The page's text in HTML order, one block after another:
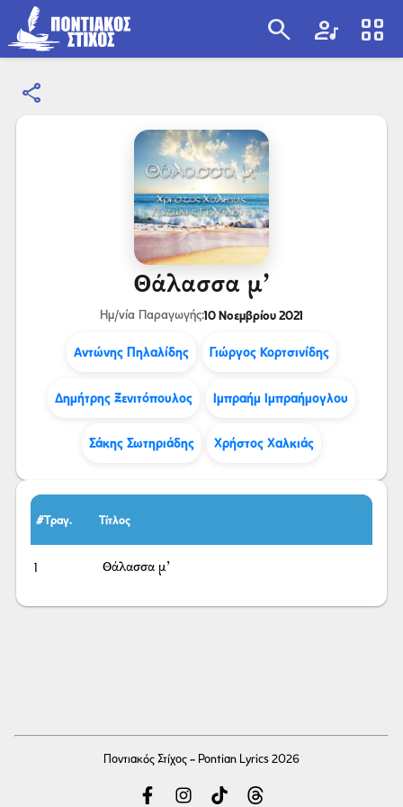
search artist view_cozy
share
Θάλασσα μ’
Ημ/νία Παραγωγής:10 Νοεμβρίου 2021
Αντώνης Πηλαλίδης Γιώργος Κορτσινίδης
Δημήτρης Ξενιτόπουλος Ιμπραήμ Ιμπραήμογλου
Σάκης Σωτηριάδης Χρήστος Χαλκιάς
#Τραγ. Τίτλος
1 Θάλασσα μ’
Ποντιακός Στίχος - Pontian Lyrics 2026